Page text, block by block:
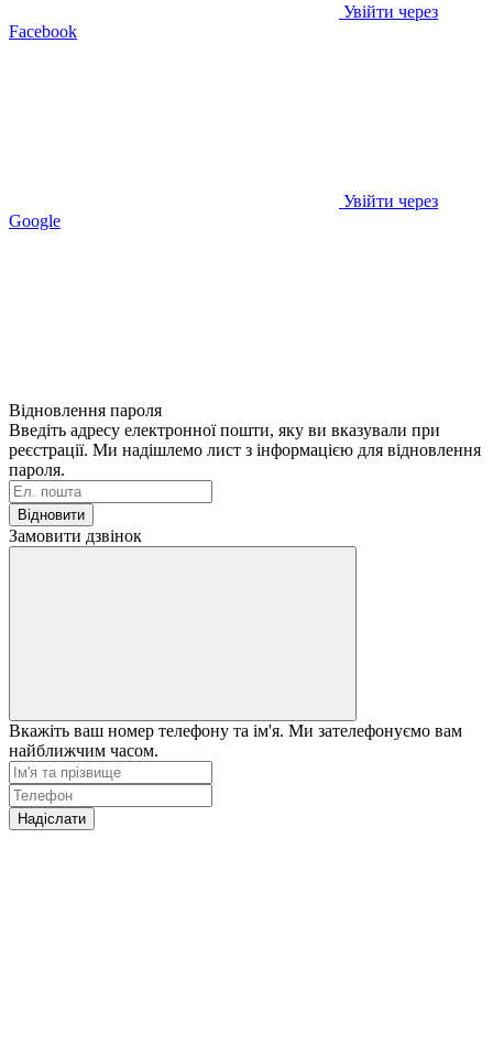
Увійти через
Facebook
Увійти через
Google
Відновлення пароля
Введіть адресу електронної пошти, яку ви вказували при
реєстрації. Ми надішлемо лист з інформацією для відновлення
пароля.
Відновити
Замовити дзвінок
Вкажіть ваш номер телефону та ім'я. Ми зателефонуємо вам
найближчим часом.
Надіслати